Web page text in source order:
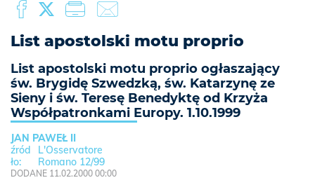
List apostolski motu proprio
List apostolski motu proprio ogłaszający
św. Brygidę Szwedzką, św. Katarzynę ze
Sieny i św. Teresę Benedyktę od Krzyża
Współpatronkami Europy. 1.10.1999
JAN PAWEŁ II
L'Osservatore
Romano 12/99
DODANE 11.02.2000 00:00